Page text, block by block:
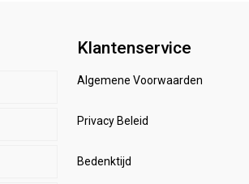
Klantenservice
Algemene Voorwaarden
Privacy Beleid
Bedenktijd